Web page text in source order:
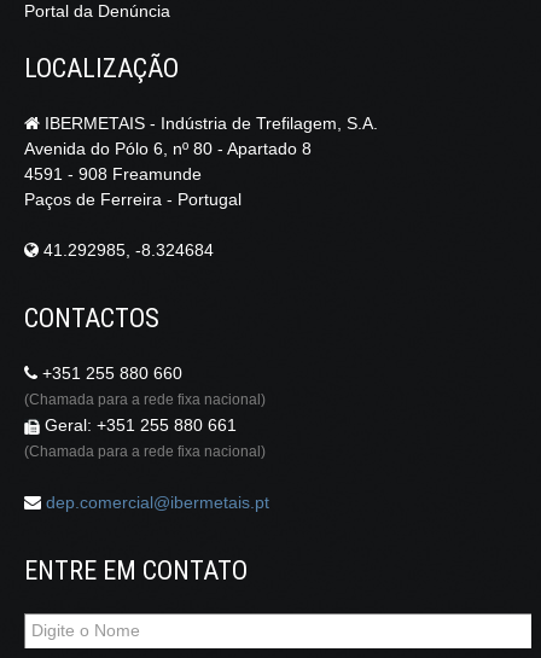
Portal da Denúncia
LOCALIZAÇÃO
IBERMETAIS - Indústria de Trefilagem, S.A.
Avenida do Pólo 6, nº 80 - Apartado 8
4591 - 908 Freamunde
Paços de Ferreira - Portugal
41.292985, -8.324684
CONTACTOS
+351 255 880 660
(Chamada para a rede fixa nacional)
Geral: +351 255 880 661
(Chamada para a rede fixa nacional)
dep.comercial@ibermetais.pt
ENTRE EM CONTATO